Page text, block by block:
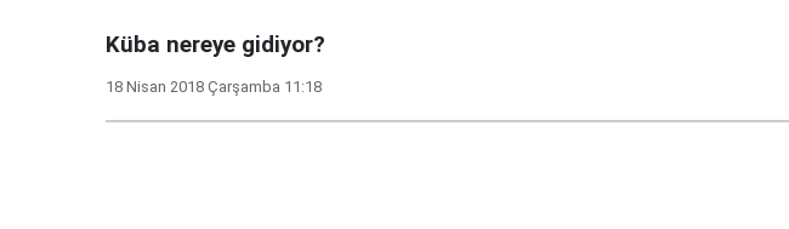
Küba nereye gidiyor?
18 Nisan 2018 Çarşamba 11:18